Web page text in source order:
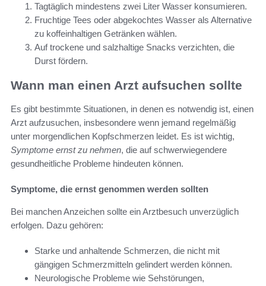
Tagtäglich mindestens zwei Liter Wasser konsumieren.
Fruchtige Tees oder abgekochtes Wasser als Alternative
zu koffeinhaltigen Getränken wählen.
Auf trockene und salzhaltige Snacks verzichten, die
Durst fördern.
Wann man einen Arzt aufsuchen sollte
Es gibt bestimmte Situationen, in denen es notwendig ist, einen
Arzt aufzusuchen, insbesondere wenn jemand regelmäßig
unter morgendlichen Kopfschmerzen leidet. Es ist wichtig,
Symptome ernst zu nehmen, die auf schwerwiegendere
gesundheitliche Probleme hindeuten können.
Symptome, die ernst genommen werden sollten
Bei manchen Anzeichen sollte ein Arztbesuch unverzüglich
erfolgen. Dazu gehören:
Starke und anhaltende Schmerzen, die nicht mit
gängigen Schmerzmitteln gelindert werden können.
Neurologische Probleme wie Sehstörungen,